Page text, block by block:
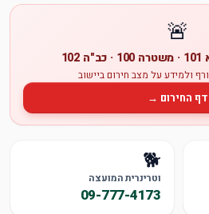
🚨
ולמידע על מצב חירום ביישוב
דף החירום →
🐕
וטרינרית המועצה
09-777-4173